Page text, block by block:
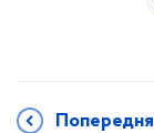
Попередня